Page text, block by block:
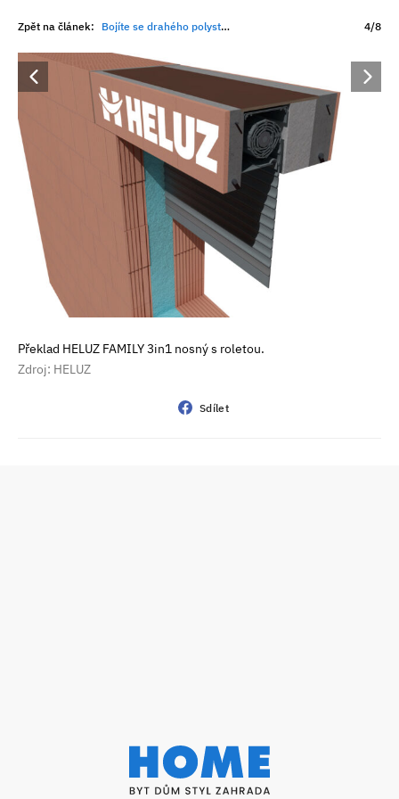
Zpět na článek: Bojíte se drahého polystyrenu? Novostavby zateplení nepotřebují 4/8
Překlad HELUZ FAMILY 3in1 nosný s roletou.
Zdroj: HELUZ
Sdílet